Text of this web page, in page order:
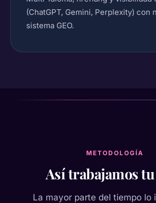
(ChatGPT, Gemini, Perplexity) con
sistema GEO.
METODOLOGÍA
Así trabajamos tu
La mayor parte del tiempo lo